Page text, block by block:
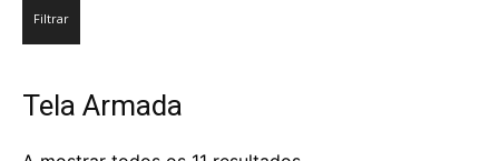
Filtrar
Tela Armada